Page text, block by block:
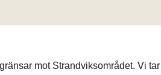
mot Strandviksområdet. Vi tar